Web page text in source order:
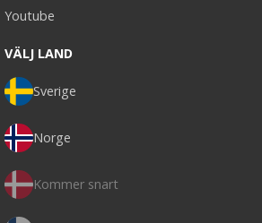
Youtube
VÄLJ LAND
Sverige
Norge
Kommer snart